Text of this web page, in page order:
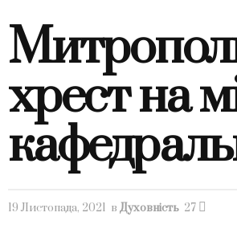
хрест на
19 Листопада, 2021 в Духовність 27